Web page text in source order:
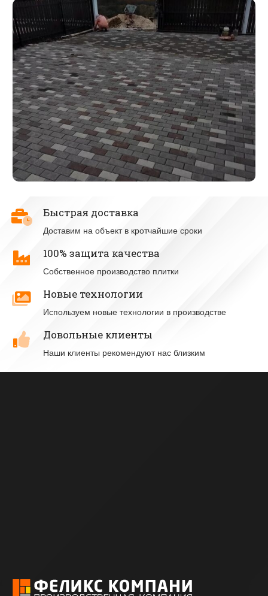
Быстрая доставка
Доставим на объект в кротчайшие сроки
100% защита качества
Собственное производство плитки
Новые технологии
Используем новые технологии в производстве
Довольные клиенты
Наши клиенты рекомендуют нас близким